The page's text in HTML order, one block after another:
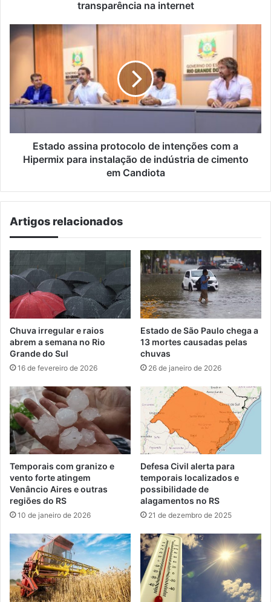
transparência na internet
Estado
assina
protocolo
intenções
com
a
para
instalação
cimento
Candiota
Estado assina protocolo de intenções com a
Hipermix para instalação de indústria de cimento
em Candiota
Artigos relacionados
Chuva irregular e raios
abrem a semana no Rio
Grande do Sul
16 de fevereiro de 2026
Estado de São Paulo chega a
13 mortes causadas pelas
chuvas
26 de janeiro de 2026
Temporais com granizo e
vento forte atingem
Venâncio Aires e outras
regiões do RS
10 de janeiro de 2026
Defesa Civil alerta para
temporais localizados e
possibilidade de
alagamentos no RS
21 de dezembro de 2025